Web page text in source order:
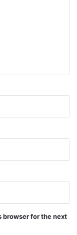
browser for the next